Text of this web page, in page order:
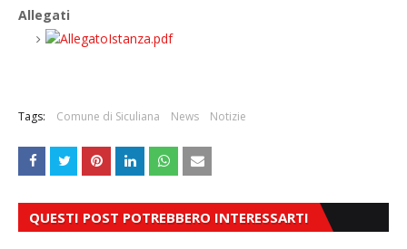
Allegati
Istanza.pdf
Tags: Comune di Siculiana News Notizie
QUESTI POST POTREBBERO INTERESSARTI